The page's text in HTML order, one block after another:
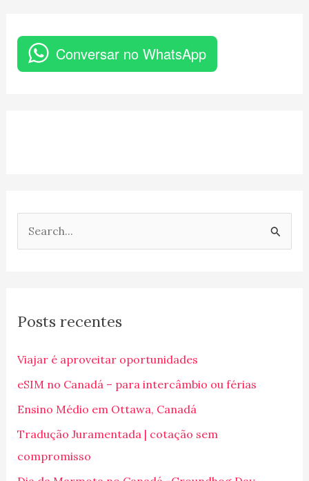
Conversar no WhatsApp
u
s
a
r
p
o
r
Posts recentes
Viajar é aproveitar oportunidades
eSIM no Canadá – para intercâmbio ou férias
Ensino Médio em Ottawa, Canadá
Tradução Juramentada | cotação sem
compromisso